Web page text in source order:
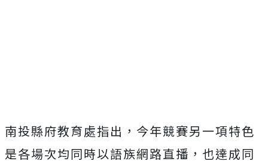
南投縣府教育處指出，今年競賽另一項特色
是各場次均同時以語族網路直播，也達成同